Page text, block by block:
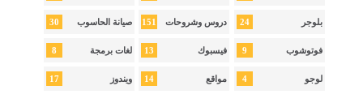
بلوجر 24 دروس وشروحات 151 صيانة الحاسوب 30
فوتوشوب 9 فيسبوك 13 لغات برمجة 8
لوجو 4 مواقع 14 ويندوز 17